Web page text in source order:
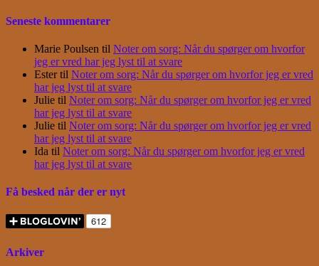
Seneste kommentarer
Marie Poulsen til Noter om sorg: Når du spørger om hvorfor
jeg er vred har jeg lyst til at svare
Estertil Noter om sorg: Når du spørger om hvorfor jeg er vred
har jeg lyst til at svare
Julie til Noter om sorg: Når du spørger om hvorfor jeg er vred
har jeg lyst til at svare
Julie til Noter om sorg: Når du spørger om hvorfor jeg er vred
har jeg lyst til at svare
Ida til Noter om sorg: Når du spørger om hvorfor jeg er vred
har jeg lyst til at svare
Få besked når der er nyt
Arkiver